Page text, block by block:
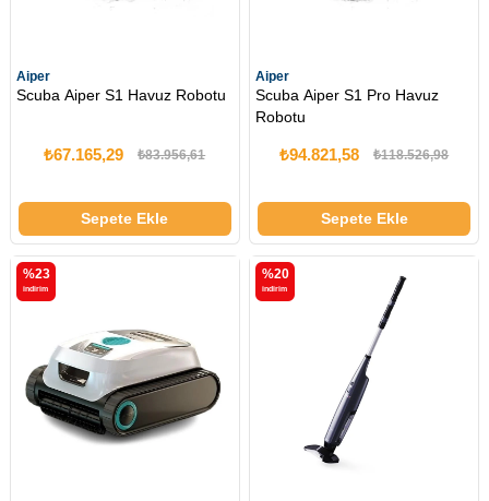
Aiper
Scuba Aiper S1 Havuz Robotu
₺67.165,29 ₺83.956,61
Sepete Ekle
Aiper
Scuba Aiper S1 Pro Havuz
Robotu
₺94.821,58 ₺118.526,98
Sepete Ekle
%23
i̇ndirim
%20
i̇ndirim